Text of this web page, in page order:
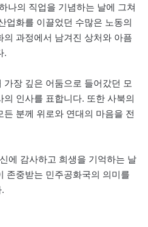
나의 직업을 기념하는 날에 그쳐
업화를 이끌었던 수많은 노동의
과정에서 남겨진 상처와 아픔
.
장 깊은 어둠으로 들어갔던 모
인사를 표합니다. 또한 사북의
분께 위로와 연대의 마음을 전
에 감사하고 희생을 기억하는 날
존중받는 민주공화국의 의미를